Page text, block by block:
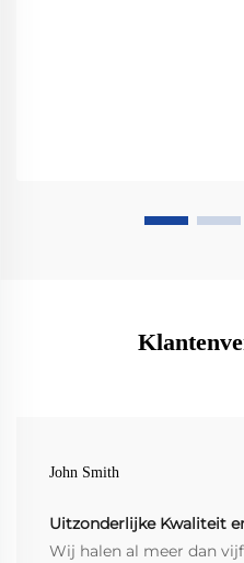
John Smith
Uitzonderlijke Kwaliteit
Wij halen al meer dan